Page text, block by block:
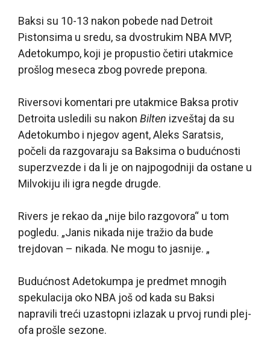
Baksi su 10-13 nakon pobede nad Detroit
Pistonsima u sredu, sa dvostrukim NBA MVP,
Adetokumpo, koji je propustio četiri utakmice
prošlog meseca zbog povrede prepona.
Riversovi komentari pre utakmice Baksa protiv
Detroita usledili su nakon Bilten izveštaj da su
Adetokumbo i njegov agent, Aleks Saratsis,
počeli da razgovaraju sa Baksima o budućnosti
superzvezde i da li je on najpogodniji da ostane u
Milvokiju ili igra negde drugde.
Rivers je rekao da „nije bilo razgovora“ u tom
pogledu. „Janis nikada nije tražio da bude
trejdovan – nikada. Ne mogu to jasnije. „
Budućnost Adetokumpa je predmet mnogih
spekulacija oko NBA još od kada su Baksi
napravili treći uzastopni izlazak u prvoj rundi plej-
ofa prošle sezone.